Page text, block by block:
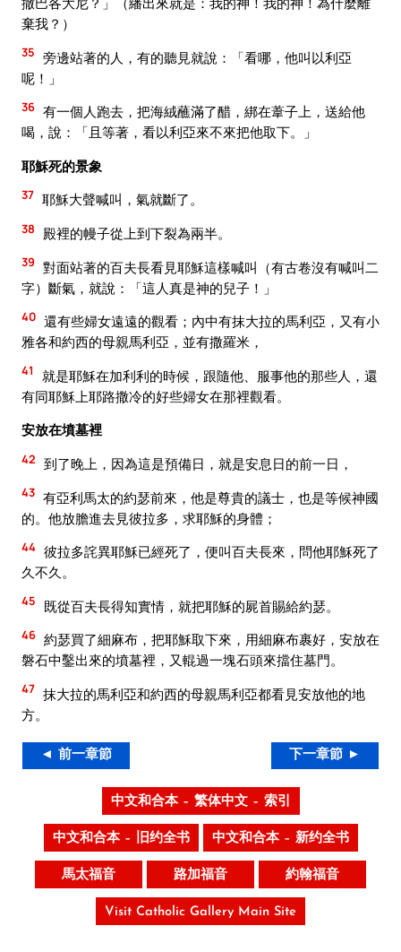
棄我？）
35 旁邊站著的人，有的聽見就說：「看哪，他叫以利亞
呢！」
36 有一個人跑去，把海絨蘸滿了醋，綁在葦子上，送給他
喝，說：「且等著，看以利亞來不來把他取下。」
耶穌死的景象
37 耶穌大聲喊叫，氣就斷了。
38 殿裡的幔子從上到下裂為兩半。
39 對面站著的百夫長看見耶穌這樣喊叫（有古卷沒有喊叫二
字）斷氣，就說：「這人真是神的兒子！」
40 還有些婦女遠遠的觀看；內中有抹大拉的馬利亞，又有小
雅各和約西的母親馬利亞，並有撒羅米，
41
就是耶穌在加利利的時候，跟隨他、服事他的那些人，還
有同耶穌上耶路撒冷的好些婦女在那裡觀看。
安放在墳墓裡
42 到了晚上，因為這是預備日，就是安息日的前一日，
43 有亞利馬太的約瑟前來，他是尊貴的議士，也是等候神國
的。他放膽進去見彼拉多，求耶穌的身體；
44 彼拉多詫異耶穌已經死了，便叫百夫長來，問他耶穌死了
久不久。
45 既從百夫長得知實情，就把耶穌的屍首賜給約瑟。
46 約瑟買了細麻布，把耶穌取下來，用細麻布裹好，安放在
磐石中鑿出來的墳墓裡，又輥過一塊石頭來擋住墓門。
47 抹大拉的馬利亞和約西的母親馬利亞都看見安放他的地
方。
◄ 前一章節 下一章節 ►
中文和合本 – 繁体中文 – 索引
中文和合本 – 旧约全书 中文和合本 – 新约全书
馬太福音 路加福音 約翰福音
Visit Catholic Gallery Main Site